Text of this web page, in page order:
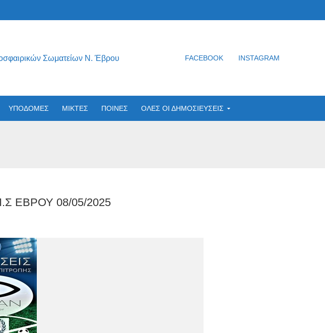
Σωματείων Ν. Έβρου FACEBOOK INSTAGRAM
ΥΠΟΔΟΜΕΣ ΜΙΚΤΕΣ ΠΟΙΝΕΣ ΟΛΕΣ ΟΙ ΔΗΜΟΣΙΕΥΣΕΙΣ
ΕΒΡΟΥ 08/05/2025